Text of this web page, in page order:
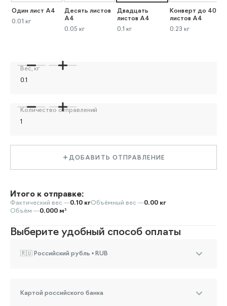
Один лист А4
0.01 кг
Десять листов
А4
0.05 кг
Двадцать
листов А4
0.1 кг
Конверт до 40
листов А4
0.23 кг
Вес, кг
Количество отправлений
ДОБАВИТЬ ОТПРАВЛЕНИЕ
Итого к отправке:
Фактический вес —0.10 кгОбъёмный вес —0.00 кг
Объём —0.000 м³
Выберите удобный способ оплаты
🇷🇺 Российский рубль • RUB
Картой российского банка